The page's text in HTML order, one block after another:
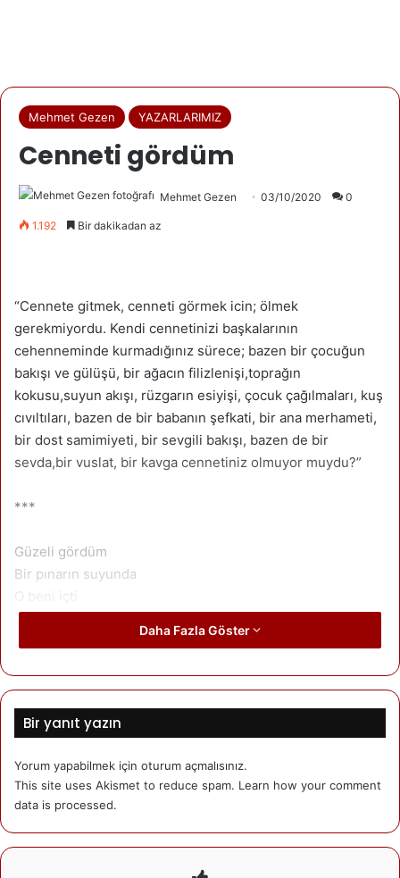
Mehmet Gezen YAZARLARIMIZ
Cenneti gördüm
Mehmet Gezen 03/10/2020 0
1.192 Bir dakikadan az
“Cennete gitmek, cenneti görmek icin; ölmek
gerekmiyordu. Kendi cennetinizi başkalarının
cehenneminde kurmadığınız sürece; bazen bir çocuğun
bakışı ve gülüşü, bir ağacın filizlenişi,toprağın
kokusu,suyun akışı, rüzgarın esiyişi, çocuk çağılmaları, kuş
cıvıltıları, bazen de bir babanın şefkati, bir ana merhameti,
bir dost samimiyeti, bir sevgili bakışı, bazen de bir
sevda,bir vuslat, bir kavga cennetiniz olmuyor muydu?”
***
Güzeli gördüm
Bir pınarın suyunda
O beni içti
Ben onu içtim
Sararmış zamanların yapraklarında
Vallahi de cenneti gördüm heval
Bir çocuğun bakışlarında
O bana aktı
Sararmış zamanların yapraklarında
Daha Fazla Göster
Bir yanıt yazın
Yorum yapabilmek için oturum açmalısınız.
This site uses Akismet to reduce spam. Learn how your comment
data is processed.